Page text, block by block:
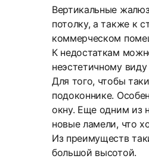
Вертикальные
потолку, а также к
коммерческом
К недостаткам
неэстетичному
Для того, чтобы
подоконнике.
окну. Еще одним из
новые ламели, что
Из преимуществ
большой высотой.